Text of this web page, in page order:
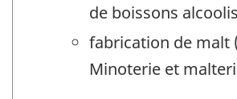
de boissons
fabrication de malt
Minoterie et